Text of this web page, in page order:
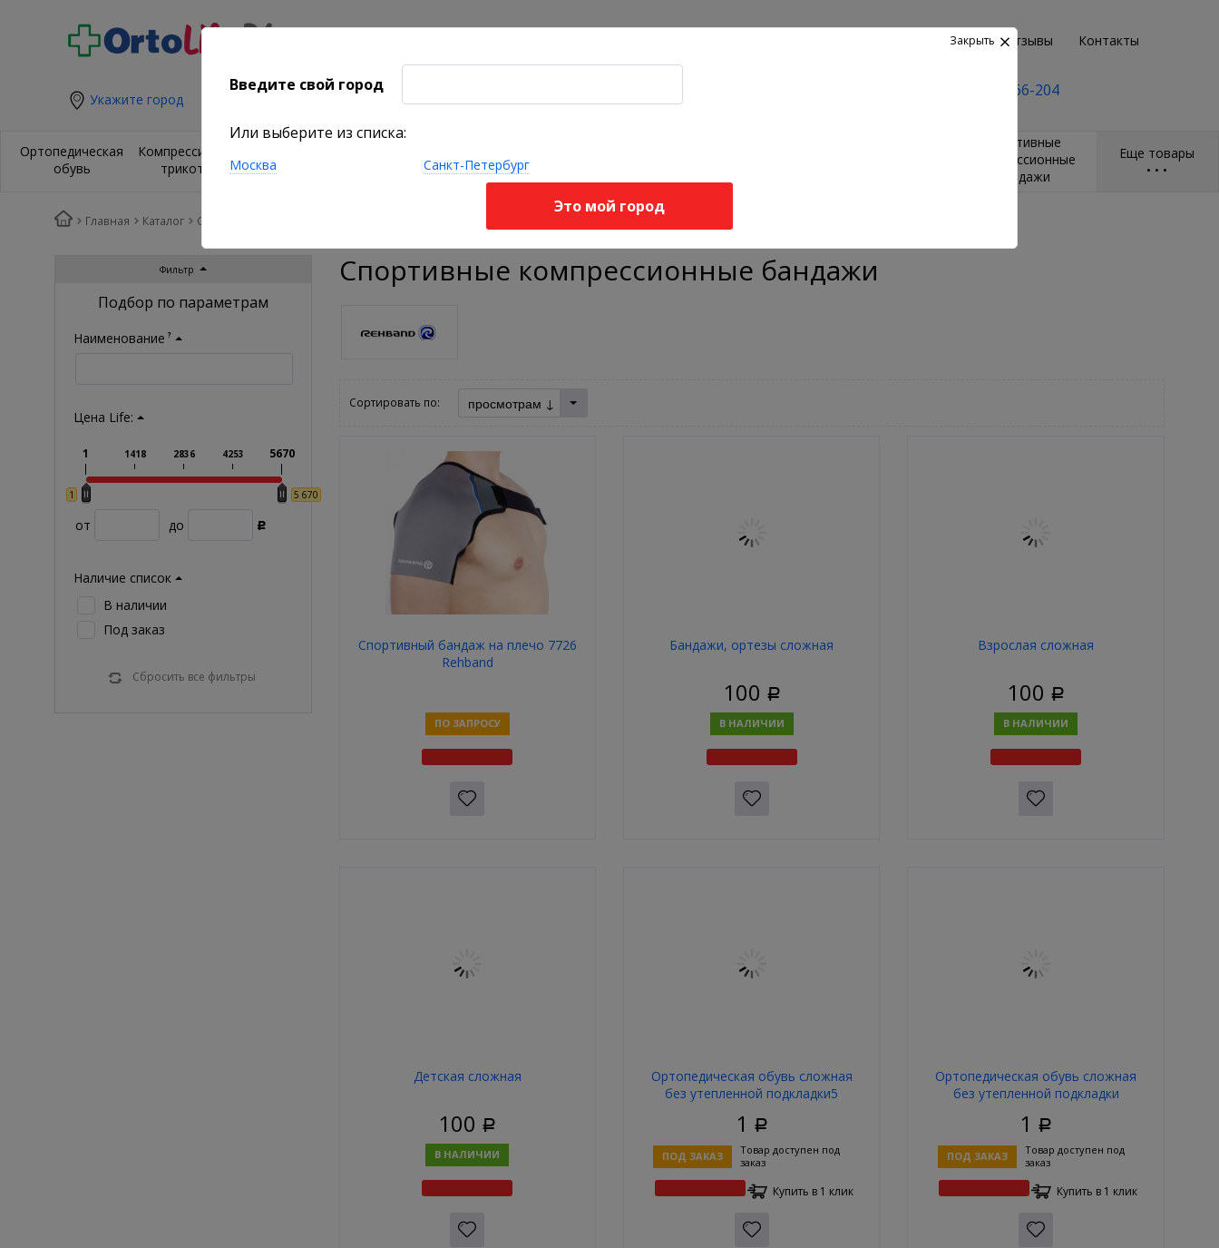
Пункты выдачи Отзывы Контакты
Укажите город +7(495) 2-666-204
Еще товары
• • •
Ортопедическая
обувь
Компрессионный
трикотаж
Ортезы и
бандажи на
Ортопедические
изделия для
позвоночника
ортопедические
Спортивные
компрессионные
бандажи
Главная Каталог Спортивные компрессионные бандажи
Фильтр
Подбор по параметрам
Наименование ?
Цена Life:
1 5 670
1 1418 2836 4253 5670
от до Р
Наличие список
В наличии
Под заказ
Сбросить все фильтры
Спортивные компрессионные бандажи
Сортировать по: просмотрам ↓
Спортивный бандаж на плечо 7726
Rehband
ПО ЗАПРОСУ
Бандажи, ортезы сложная
100 Р
В НАЛИЧИИ
Взрослая сложная
100 Р
В НАЛИЧИИ
Детская сложная
100 Р
В НАЛИЧИИ
Ортопедическая обувь сложная
без утепленной подкладки5
1 Р
ПОД ЗАКАЗ
Товар доступен под
заказ
Купить в 1 клик
Ортопедическая обувь сложная
без утепленной подкладки
1 Р
ПОД ЗАКАЗ
Товар доступен под
заказ
Купить в 1 клик
Закрыть
Введите свой город
Или выберите из списка:
Москва Санкт-Петербург
Это мой город